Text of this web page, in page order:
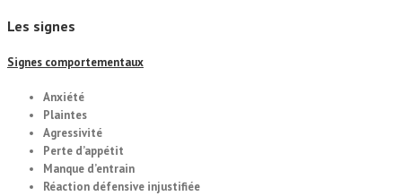
Les signes
Signes comportementaux
Anxiété
Plaintes
Agressivité
Perte d’appétit
Manque d’entrain
Réaction défensive injustifiée